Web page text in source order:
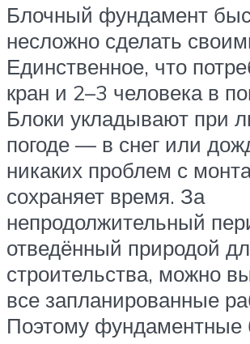
Блочный фундамент
несложно сделать
Единственное, что
кран и 2–3 человека в
Блоки укладывают при
погоде — в снег или
никаких проблем с
сохраняет время. За
непродолжительный
отведённый природой
строительства, можно
все запланированные
Поэтому фундаментные